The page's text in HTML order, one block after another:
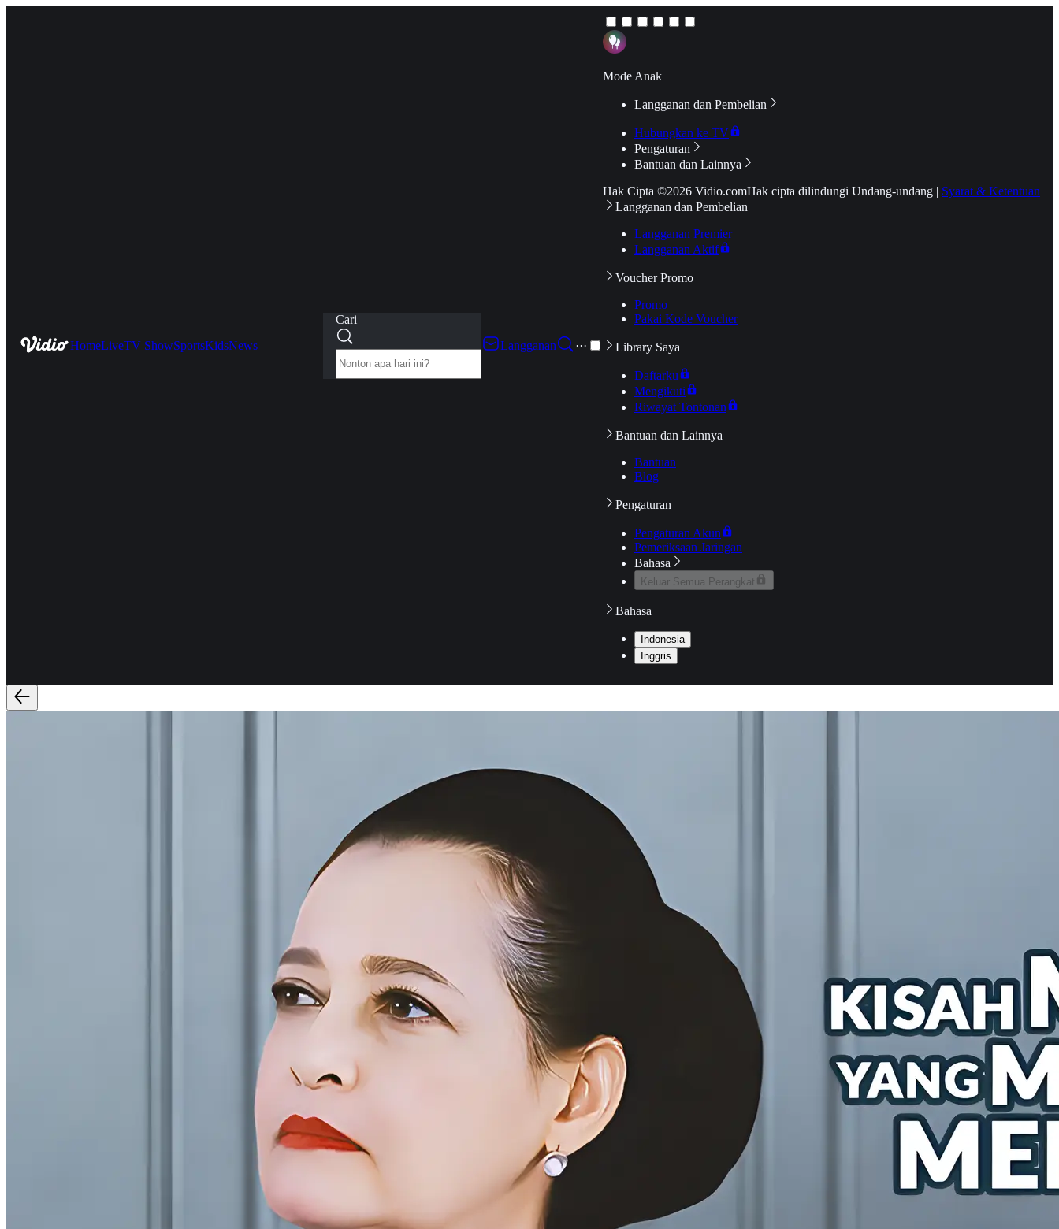
HomeLiveTV ShowSportsKidsNews
Cari
Langganan
···
Mode Anak
Langganan dan Pembelian
Hubungkan ke TV
Pengaturan
Bantuan dan Lainnya
Hak Cipta ©2026 Vidio.comHak cipta dilindungi Undang-undang | Syarat & Ketentuan
Langganan dan Pembelian
Langganan Premier
Langganan Aktif
Voucher Promo
Promo
Pakai Kode Voucher
Library Saya
Daftarku
Mengikuti
Riwayat Tontonan
Bantuan dan Lainnya
Bantuan
Blog
Pengaturan
Pengaturan Akun
Pemeriksaan Jaringan
Bahasa
Keluar Semua Perangkat
Bahasa
Indonesia
Inggris